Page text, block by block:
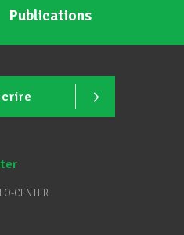
Publications
CENTER